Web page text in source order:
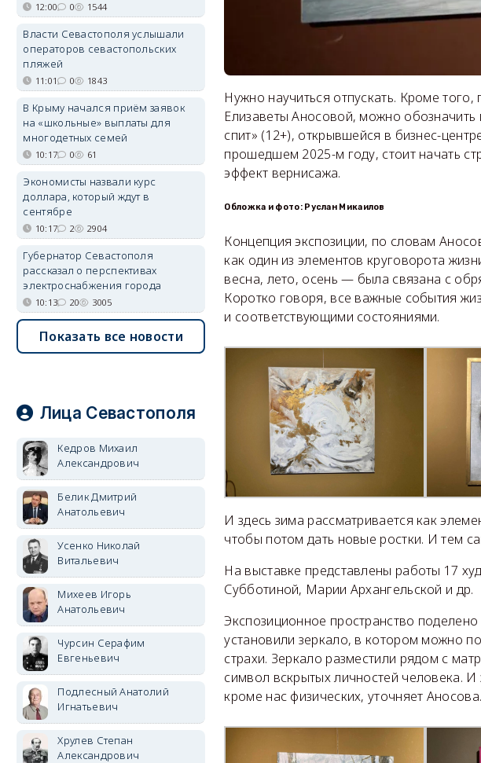
Нужно научиться отпускать. Кроме
Елизаветы Аносовой, можно
спит» (12+), открывшейся в бизнес-
прошедшем 2025-м году, стоит начать
эффект вернисажа.
Обложка и фото: Руслан Микаилов
Концепция экспозиции, по словам
как один из элементов круговорота
весна, лето, осень — была связана с
Коротко говоря, все важные события
и соответствующими состояниями.
И здесь зима рассматривается как
чтобы потом дать новые ростки. И тем
На выставке представлены работы 17
Субботиной, Марии Архангельской и др.
Экспозиционное пространство
установили зеркало, в котором можно
страхи. Зеркало разместили рядом с
символ вскрытых личностей человека. И
кроме нас физических, уточняет Аносова.
12:00 0 1544
Власти Севастополя услышали
операторов севастопольских
пляжей
11:01 0 1843
В Крыму начался приём заявок
на «школьные» выплаты для
многодетных семей
10:17 0 61
Экономисты назвали курс
доллара, который ждут в
сентябре
10:17 2 2904
Губернатор Севастополя
рассказал о перспективах
электроснабжения города
10:13 20 3005
Показать все новости
Лица Севастополя
Кедров Михаил
Александрович
Белик Дмитрий
Анатольевич
Усенко Николай
Витальевич
Михеев Игорь
Анатольевич
Чурсин Серафим
Евгеньевич
Подлесный Анатолий
Игнатьевич
Хрулев Степан
Александрович